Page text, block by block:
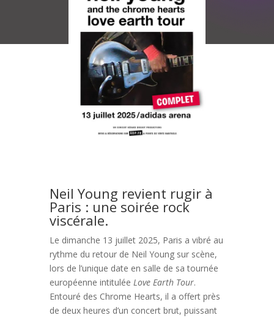
Neil Young revient rugir à
Paris : une soirée rock
viscérale.
Le dimanche 13 juillet 2025, Paris a vibré au
rythme du retour de Neil Young sur scène,
lors de l’unique date en salle de sa tournée
européenne intitulée Love Earth Tour.
Entouré des Chrome Hearts, il a offert près
de deux heures d’un concert brut, puissant